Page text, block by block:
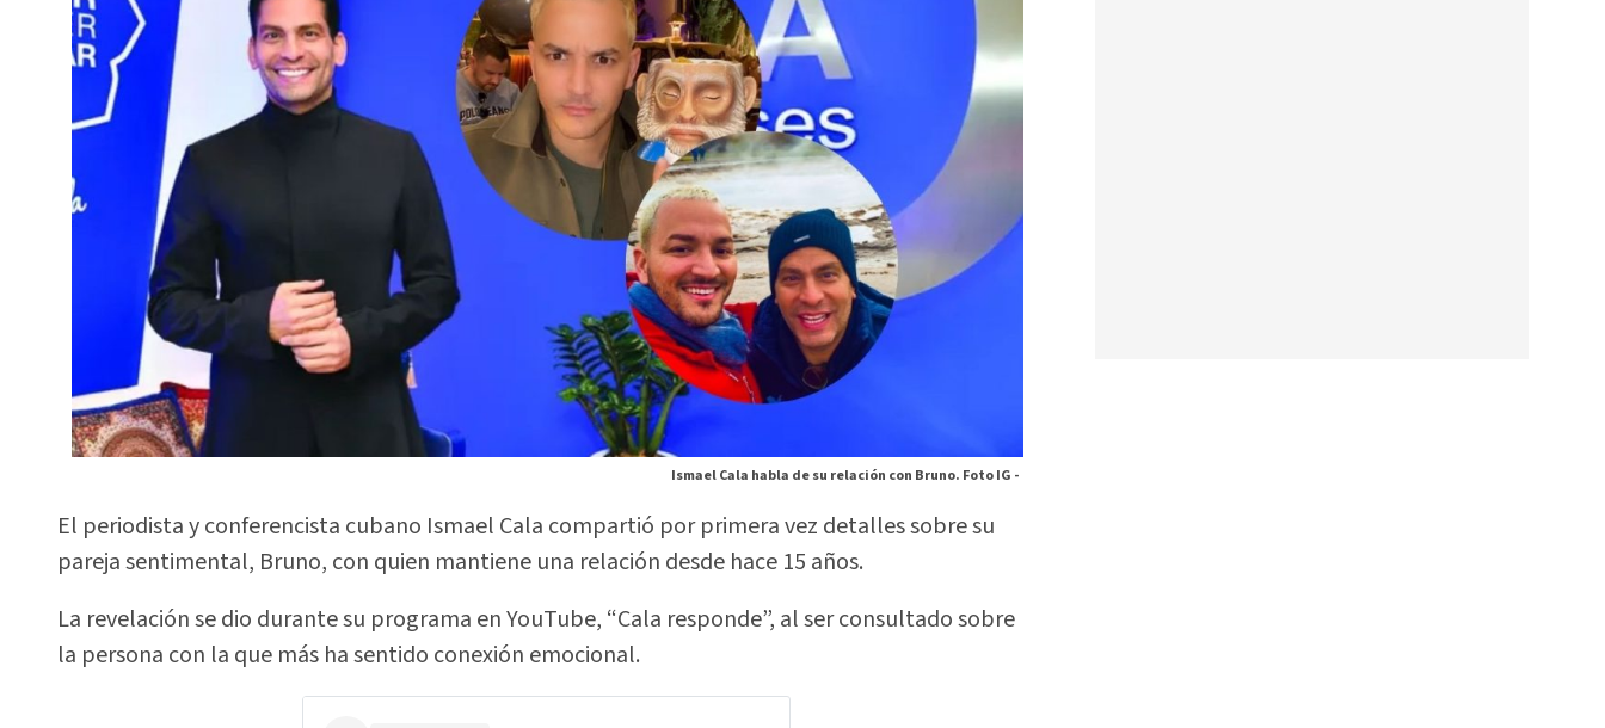
Ismael Cala habla de su relación con Bruno. Foto IG -
El periodista y conferencista cubano Ismael Cala compartió por primera vez detalles sobre su
pareja sentimental, Bruno, con quien mantiene una relación desde hace 15 años.
La revelación se dio durante su programa en YouTube, “Cala responde”, al ser consultado sobre
la persona con la que más ha sentido conexión emocional.